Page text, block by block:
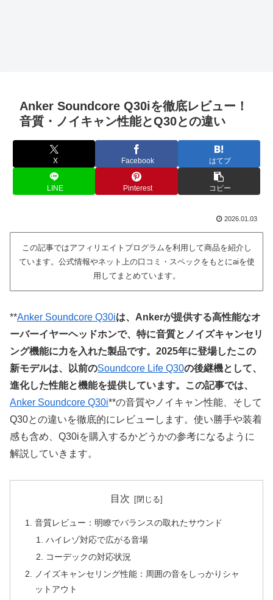
Anker Soundcore Q30iを徹底レビュー！
音質・ノイキャン性能とQ30との違い
X Facebook はてブ
LINE Pinterest コピー
2026.01.03
この記事ではアフィリエイトプログラムを利用して商品を紹介し
ています。公式情報やネット上の口コミ・スペックをもとにaiを使
用してまとめています。
**Anker Soundcore Q30iは、Ankerが提供する高性能なオ
ーバーイヤーヘッドホンで、特に音質とノイズキャンセリ
ング機能に力を入れた製品です。2025年に登場したこの
新モデルは、以前のSoundcore Life Q30の後継機として、
進化した性能と機能を提供しています。この記事では、
Anker Soundcore Q30i**の音質やノイキャン性能、そして
Q30との違いを徹底的にレビューします。使い勝手や装着
感も含め、Q30iを購入するかどうかの参考になるように
解説していきます。
目次
音質レビュー：明瞭でバランスの取れたサウンド
ハイレゾ対応で広がる音場
コーデックの対応状況
ノイズキャンセリング性能：周囲の音をしっかりシャ
ットアウト